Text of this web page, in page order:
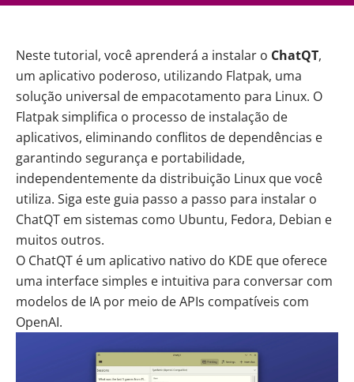
Neste tutorial, você aprenderá a instalar o ChatQT,
um aplicativo poderoso, utilizando Flatpak, uma
solução universal de empacotamento para Linux. O
Flatpak simplifica o processo de instalação de
aplicativos, eliminando conflitos de dependências e
garantindo segurança e portabilidade,
independentemente da distribuição Linux que você
utiliza. Siga este guia passo a passo para instalar o
ChatQT em sistemas como Ubuntu, Fedora, Debian e
muitos outros.
O ChatQT é um aplicativo nativo do KDE que oferece
uma interface simples e intuitiva para conversar com
modelos de IA por meio de APIs compatíveis com
OpenAI.